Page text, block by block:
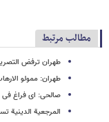
مطالب مرتبط
طهران ترفض
طهران: ممولو
صالحی: ای فراغ فی
المرجعیة الدینیة